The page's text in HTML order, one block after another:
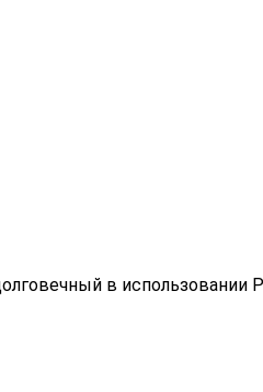
в использовании